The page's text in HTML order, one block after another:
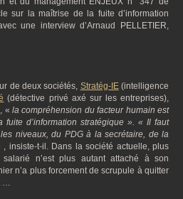
sur la maîtrise de la fuite d’information
une interview d’Arnaud PELLETIER,
de deux sociétés, Stratég-IE(intelligence
(détective privé axé sur les entreprises),
« la compréhension du facteur humain est
d’information stratégique ». « Il faut
niveaux, du PDG à la secrétaire, de la
, insiste-t-il. Dans la société actuelle, plus
n’est plus autant attaché à son
n’a plus forcement de scrupule à quitter
…